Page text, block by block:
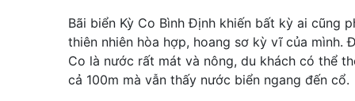
Bãi biển Kỳ Co Bình Định khiến bất kỳ ai cũng
thiên nhiên hòa hợp, hoang sơ kỳ vĩ của mình.
Co là nước rất mát và nông, du khách có thể
cả 100m mà vẫn thấy nước biển ngang đến cổ.